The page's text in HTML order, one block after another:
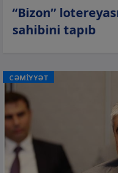
“Bizon”
sahibini tapıb
CƏMİYYƏT